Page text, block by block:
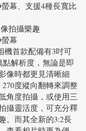
幕、支援4種長寬比
拍攝樂趣
幕
機首款配備有3吋可
解析度，無論是即
像時都更見清晰細
度縱向翻轉來調整
角度拍攝，或使用三
攝靈活度，可充分釋
。而其全新的3:2長